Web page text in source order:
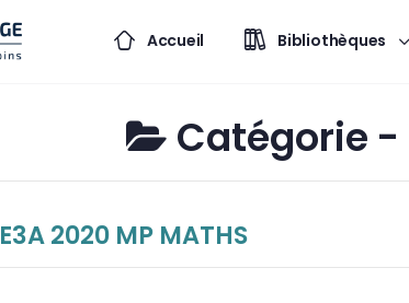
Accueil Bibliothèques
Catégorie -
E3A 2020 MP MATHS